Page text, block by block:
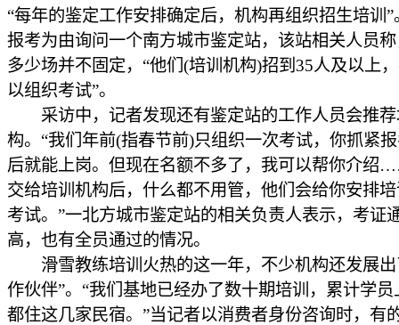
“每年的鉴定工作安排确定后，机构再组织招生培训”
报考为由询问一个南方城市鉴定站，该站相关人员
多少场并不固定，“他们(培训机构)招到35人及以上
以组织考试”。
采访中，记者发现还有鉴定站的工作人员会推荐
构。“我们年前(指春节前)只组织一次考试，你抓紧
后就能上岗。但现在名额不多了，我可以帮你介绍
交给培训机构后，什么都不用管，他们会给你安排
考试。”一北方城市鉴定站的相关负责人表示，考证
高，也有全员通过的情况。
滑雪教练培训火热的这一年，不少机构还发展出
作伙伴”。“我们基地已经办了数十期培训，累计学员
都住这几家民宿。”当记者以消费者身份咨询时，有